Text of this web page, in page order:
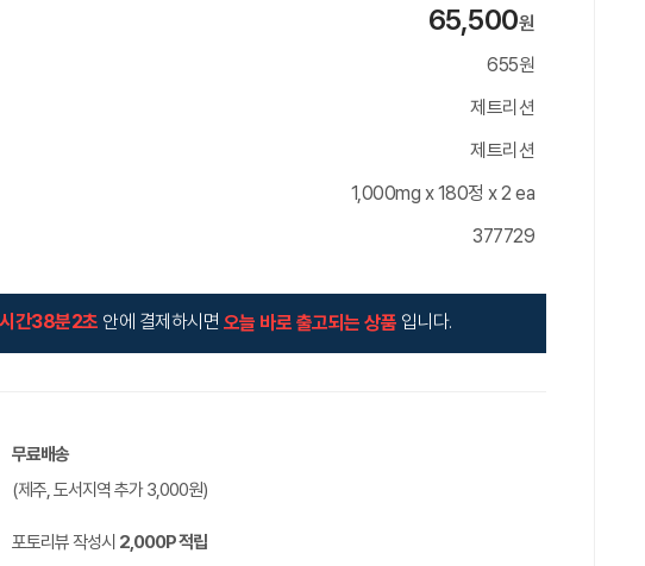
65,500원
655원
제트리션
제트리션
1,000mg x 180정 x 2 ea
377729
간38분1초안에 결제하시면 오늘 바로 출고되는 상품 입니다.
무료배송
(제주, 도서지역 추가3,000원)
포토리뷰 작성시 2,000P적립